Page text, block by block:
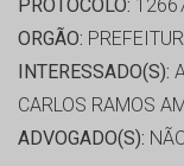
PROTOCOLO:
ORGÃO:
INTERESSADO(S):
CARLOS RAMOS
ADVOGADO(S):